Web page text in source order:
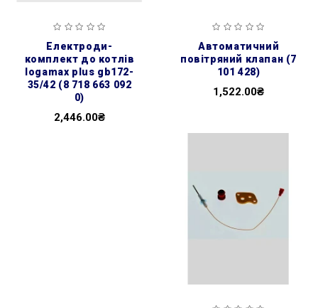
електроди-
комплект до котлів
logamax plus gb172-
35/42 (8 718 663 092
0)
2,446.00₴
автоматичний
повітряний клапан (7
101 428)
1,522.00₴